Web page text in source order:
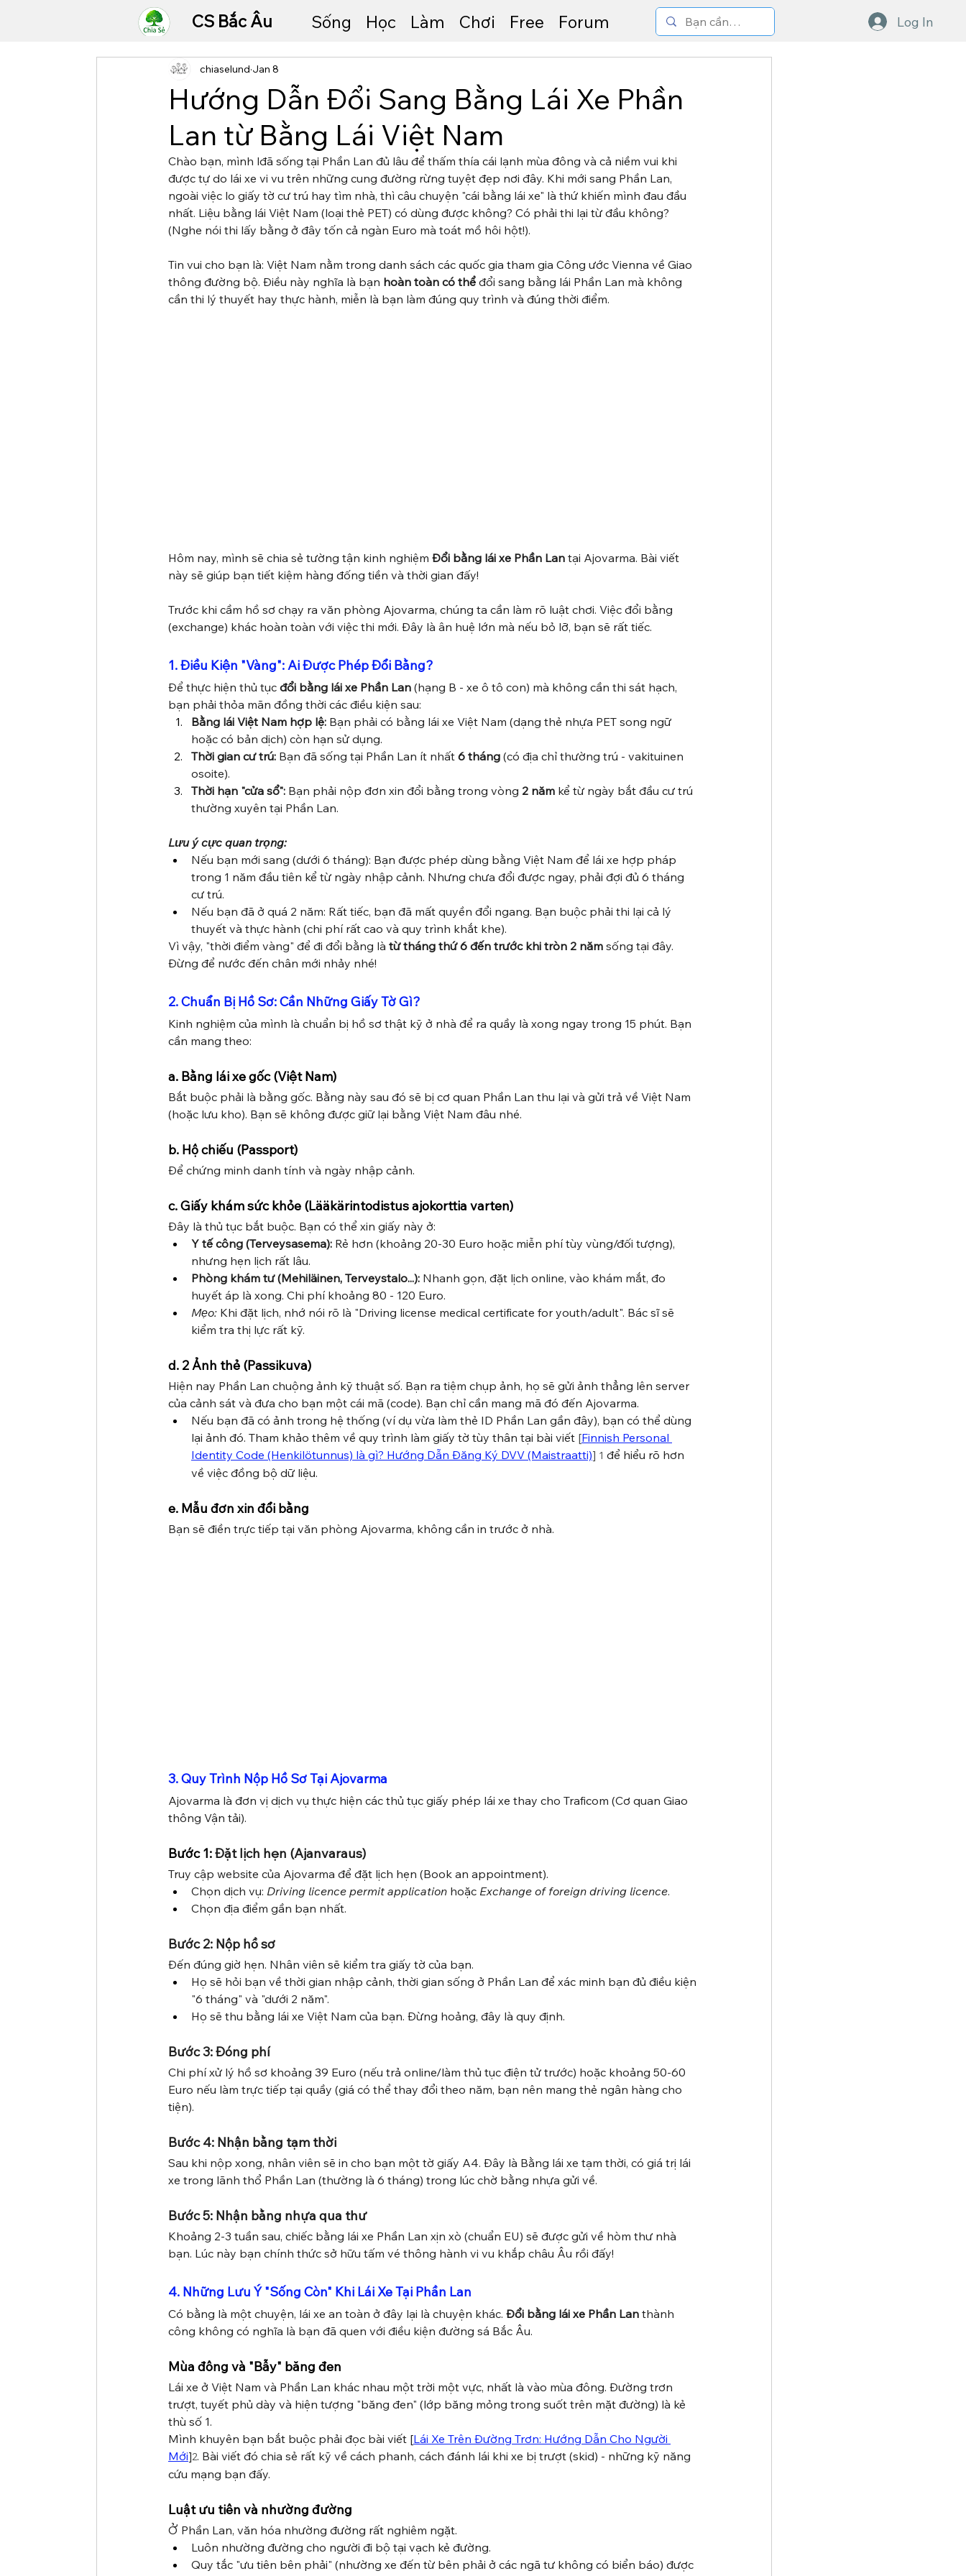
CS Bắc Âu Sống Học Làm Chơi Free Forum Log In
Hướng Dẫn Đổi Sang Bằng Lái Xe Phần
Lan từ Bằng Lái Việt Nam
chiaselund Jan 8
Chào bạn, mình lđã sống tại Phần Lan đủ lâu để thấm thía cái lạnh mùa đông và cả niềm vui khi
được tự do lái xe vi vu trên những cung đường rừng tuyệt đẹp nơi đây. Khi mới sang Phần Lan,
ngoài việc lo giấy tờ cư trú hay tìm nhà, thì câu chuyện "cái bằng lái xe" là thứ khiến mình đau đầu
nhất. Liệu bằng lái Việt Nam (loại thẻ PET) có dùng được không? Có phải thi lại từ đầu không?
(Nghe nói thi lấy bằng ở đây tốn cả ngàn Euro mà toát mồ hôi hột!).
Tin vui cho bạn là: Việt Nam nằm trong danh sách các quốc gia tham gia Công ước Vienna về Giao
thông đường bộ. Điều này nghĩa là bạn hoàn toàn có thể đổi sang bằng lái Phần Lan mà không
cần thi lý thuyết hay thực hành, miễn là bạn làm đúng quy trình và đúng thời điểm.
Hôm nay, mình sẽ chia sẻ tường tận kinh nghiệm Đổi bằng lái xe Phần Lan tại Ajovarma. Bài viết
này sẽ giúp bạn tiết kiệm hàng đống tiền và thời gian đấy!
Trước khi cầm hồ sơ chạy ra văn phòng Ajovarma, chúng ta cần làm rõ luật chơi. Việc đổi bằng
(exchange) khác hoàn toàn với việc thi mới. Đây là ân huệ lớn mà nếu bỏ lỡ, bạn sẽ rất tiếc.
1. Điều Kiện "Vàng": Ai Được Phép Đổi Bằng?
Để thực hiện thủ tục đổi bằng lái xe Phần Lan (hạng B - xe ô tô con) mà không cần thi sát hạch,
bạn phải thỏa mãn đồng thời các điều kiện sau:
Bằng lái Việt Nam hợp lệ: Bạn phải có bằng lái xe Việt Nam (dạng thẻ nhựa PET song ngữ
hoặc có bản dịch) còn hạn sử dụng.
Thời gian cư trú: Bạn đã sống tại Phần Lan ít nhất 6 tháng (có địa chỉ thường trú - vakituinen
osoite).
Thời hạn "cửa sổ": Bạn phải nộp đơn xin đổi bằng trong vòng 2 năm kể từ ngày bắt đầu cư trú
thường xuyên tại Phần Lan.
Lưu ý cực quan trọng:
Nếu bạn mới sang (dưới 6 tháng): Bạn được phép dùng bằng Việt Nam để lái xe hợp pháp
trong 1 năm đầu tiên kể từ ngày nhập cảnh. Nhưng chưa đổi được ngay, phải đợi đủ 6 tháng
cư trú.
Nếu bạn đã ở quá 2 năm: Rất tiếc, bạn đã mất quyền đổi ngang. Bạn buộc phải thi lại cả lý
thuyết và thực hành (chi phí rất cao và quy trình khắt khe).
Vì vậy, "thời điểm vàng" để đi đổi bằng là từ tháng thứ 6 đến trước khi tròn 2 năm sống tại đây.
Đừng để nước đến chân mới nhảy nhé!
2. Chuẩn Bị Hồ Sơ: Cần Những Giấy Tờ Gì?
Kinh nghiệm của mình là chuẩn bị hồ sơ thật kỹ ở nhà để ra quầy là xong ngay trong 15 phút. Bạn
cần mang theo:
a. Bằng lái xe gốc (Việt Nam)
Bắt buộc phải là bằng gốc. Bằng này sau đó sẽ bị cơ quan Phần Lan thu lại và gửi trả về Việt Nam
(hoặc lưu kho). Bạn sẽ không được giữ lại bằng Việt Nam đâu nhé.
b. Hộ chiếu (Passport)
Để chứng minh danh tính và ngày nhập cảnh.
c. Giấy khám sức khỏe (Lääkärintodistus ajokorttia varten)
Đây là thủ tục bắt buộc. Bạn có thể xin giấy này ở:
Y tế công (Terveysasema): Rẻ hơn (khoảng 20-30 Euro hoặc miễn phí tùy vùng/đối tượng),
nhưng hẹn lịch rất lâu.
Phòng khám tư (Mehiläinen, Terveystalo...): Nhanh gọn, đặt lịch online, vào khám mắt, đo
huyết áp là xong. Chi phí khoảng 80 - 120 Euro.
Mẹo: Khi đặt lịch, nhớ nói rõ là "Driving license medical certificate for youth/adult". Bác sĩ sẽ
kiểm tra thị lực rất kỹ.
d. 2 Ảnh thẻ (Passikuva)
Hiện nay Phần Lan chuộng ảnh kỹ thuật số. Bạn ra tiệm chụp ảnh, họ sẽ gửi ảnh thẳng lên server
của cảnh sát và đưa cho bạn một cái mã (code). Bạn chỉ cần mang mã đó đến Ajovarma.
Nếu bạn đã có ảnh trong hệ thống (ví dụ vừa làm thẻ ID Phần Lan gần đây), bạn có thể dùng
lại ảnh đó. Tham khảo thêm về quy trình làm giấy tờ tùy thân tại bài viết [Finnish Personal
Identity Code (Henkilötunnus) là gì? Hướng Dẫn Đăng Ký DVV (Maistraatti)] 1 để hiểu rõ hơn
về việc đồng bộ dữ liệu.
e. Mẫu đơn xin đổi bằng
Bạn sẽ điền trực tiếp tại văn phòng Ajovarma, không cần in trước ở nhà.
3. Quy Trình Nộp Hồ Sơ Tại Ajovarma
Ajovarma là đơn vị dịch vụ thực hiện các thủ tục giấy phép lái xe thay cho Traficom (Cơ quan Giao
thông Vận tải).
Bước 1: Đặt lịch hẹn (Ajanvaraus)
Truy cập website của Ajovarma để đặt lịch hẹn (Book an appointment).
Chọn dịch vụ: Driving licence permit application hoặc Exchange of foreign driving licence.
Chọn địa điểm gần bạn nhất.
Bước 2: Nộp hồ sơ
Đến đúng giờ hẹn. Nhân viên sẽ kiểm tra giấy tờ của bạn.
Họ sẽ hỏi bạn về thời gian nhập cảnh, thời gian sống ở Phần Lan để xác minh bạn đủ điều kiện
"6 tháng" và "dưới 2 năm".
Họ sẽ thu bằng lái xe Việt Nam của bạn. Đừng hoảng, đây là quy định.
Bước 3: Đóng phí
Chi phí xử lý hồ sơ khoảng 39 Euro (nếu trả online/làm thủ tục điện tử trước) hoặc khoảng 50-60
Euro nếu làm trực tiếp tại quầy (giá có thể thay đổi theo năm, bạn nên mang thẻ ngân hàng cho
tiện).
Bước 4: Nhận bằng tạm thời
Sau khi nộp xong, nhân viên sẽ in cho bạn một tờ giấy A4. Đây là Bằng lái xe tạm thời, có giá trị lái
xe trong lãnh thổ Phần Lan (thường là 6 tháng) trong lúc chờ bằng nhựa gửi về.
Bước 5: Nhận bằng nhựa qua thư
Khoảng 2-3 tuần sau, chiếc bằng lái xe Phần Lan xịn xò (chuẩn EU) sẽ được gửi về hòm thư nhà
bạn. Lúc này bạn chính thức sở hữu tấm vé thông hành vi vu khắp châu Âu rồi đấy!
4. Những Lưu Ý "Sống Còn" Khi Lái Xe Tại Phần Lan
Có bằng là một chuyện, lái xe an toàn ở đây lại là chuyện khác. Đổi bằng lái xe Phần Lan thành
công không có nghĩa là bạn đã quen với điều kiện đường sá Bắc Âu.
Mùa đông và "Bẫy" băng đen
Lái xe ở Việt Nam và Phần Lan khác nhau một trời một vực, nhất là vào mùa đông. Đường trơn
trượt, tuyết phủ dày và hiện tượng "băng đen" (lớp băng mỏng trong suốt trên mặt đường) là kẻ
thù số 1.
Mình khuyên bạn bắt buộc phải đọc bài viết [Lái Xe Trên Đường Trơn: Hướng Dẫn Cho Người
Mới]2. Bài viết đó chia sẻ rất kỹ về cách phanh, cách đánh lái khi xe bị trượt (skid) - những kỹ năng
cứu mạng bạn đấy.
Luật ưu tiên và nhường đường
Ở Phần Lan, văn hóa nhường đường rất nghiêm ngặt.
Luôn nhường đường cho người đi bộ tại vạch kẻ đường.
Quy tắc "ưu tiên bên phải" (nhường xe đến từ bên phải ở các ngã tư không có biển báo) được